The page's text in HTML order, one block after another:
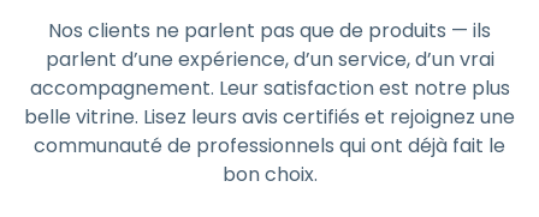
Nos clients ne parlent pas que de produits — ils
parlent d’une expérience, d’un service, d’un vrai
accompagnement. Leur satisfaction est notre plus
belle vitrine. Lisez leurs avis certifiés et rejoignez une
communauté de professionnels qui ont déjà fait le
bon choix.